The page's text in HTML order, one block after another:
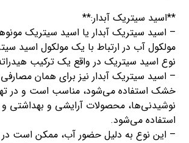
**اسید سیتریک آبدار:**
– اسید سیتریک آبدار یا اسید سیتریک
مولکول آب در ارتباط با یک مولکول اسید
نوع اسید سیتریک در واقع یک ترکیب
– اسید سیتریک آبدار نیز برای همان
خشک استفاده می‌شود، مناسب است و در
نوشیدنی‌ها، محصولات آرایشی و بهداشتی و
استفاده می‌شود.
– این نوع به دلیل حضور آب، ممکن است در